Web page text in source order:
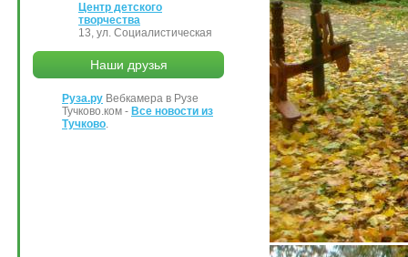
Центр детского
творчества
13, ул. Социалистическая
Наши друзья
Руза.ру Вебкамера в Рузе
Тучково.ком - Все новости из
Тучково.